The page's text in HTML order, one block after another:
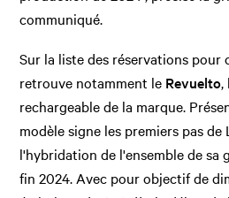
communiqué.
Sur la liste des réservations pour
retrouve notamment le Revuelto,
rechargeable de la marque.
modèle signe les premiers pas
l'hybridation de l'ensemble de sa
fin 2024. Avec pour objectif de